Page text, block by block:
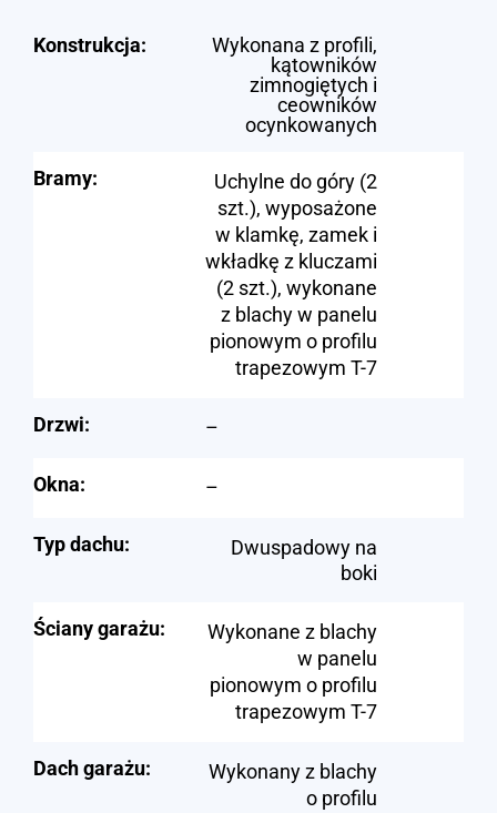
Konstrukcja:
Wykonana z profili,
kątowników
zimnogiętych i
ceowników
ocynkowanych
Bramy:
Uchylne do góry (2
szt.), wyposażone
w klamkę, zamek i
wkładkę z kluczami
(2 szt.), wykonane
z blachy w panelu
pionowym o profilu
trapezowym T-7
Drzwi: –
Okna: –
Typ dachu:
Dwuspadowy na
boki
Ściany garażu:
Wykonane z blachy
w panelu
pionowym o profilu
trapezowym T-7
Dach garażu:
Wykonany z blachy
o profilu